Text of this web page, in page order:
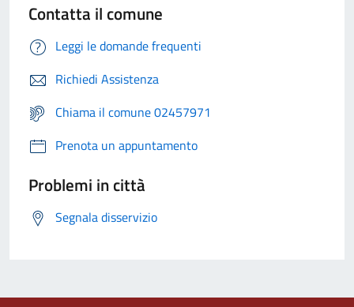
Contatta il comune
Leggi le domande frequenti
Richiedi Assistenza
Chiama il comune 02457971
Prenota un appuntamento
Problemi in città
Segnala disservizio